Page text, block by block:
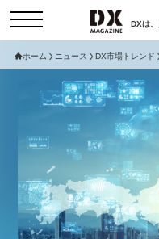
DXは、
サービスメニュー
現在開
セミナー
ホーム ニュース DX市場トレンド